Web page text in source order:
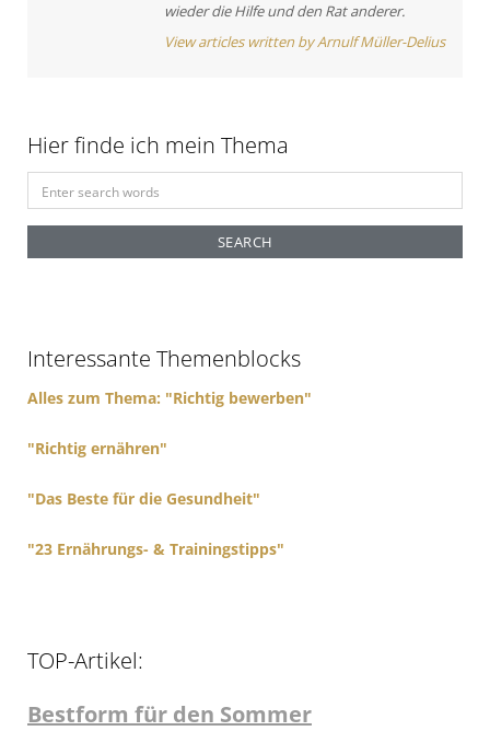
wieder die Hilfe und den Rat anderer.
View articles written by Arnulf Müller-Delius
Hier finde ich mein Thema
e
r
o
Interessante Themenblocks
Alles zum Thema: "Richtig bewerben"
"Richtig ernähren"
"Das Beste für die Gesundheit"
"23 Ernährungs- & Trainingstipps"
TOP-Artikel:
Bestform für den Sommer